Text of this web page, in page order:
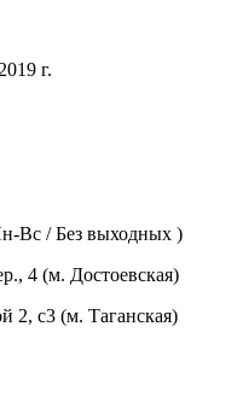
г.
Вс / Без выходных )
4 (м. Достоевская)
2, с3 (м. Таганская)